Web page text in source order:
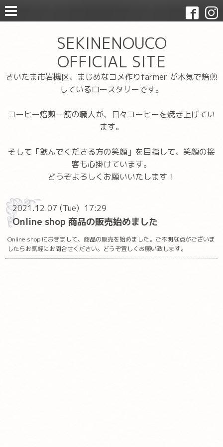
SEKINENOUCO
OFFICIAL SITE
さいたま市岩槻区、まじめなコメ作りfarmer が本気で焙煎
しているロースタリーです。
コーヒー焙煎一筋の職人が、日々コーヒーを焼き上げてい
ます。
そして「飲んでくださる方の笑顔」を目指して、笑顔の接
客も心掛けています。
どうぞよろしくお願いいたします！
2021.12.07 (Tue) 17:29
Online shop 商品の販売始めました
Online shop におきまして、商品の販売を始めました。ご不明な点がございま
したらお気軽にお問合せください。どうぞ宜しくお願い致します。